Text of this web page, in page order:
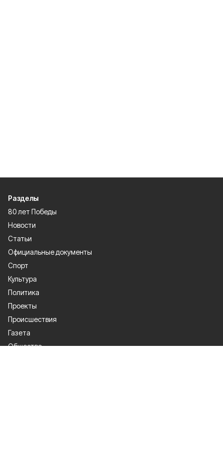
Разделы
80 лет Победы
Новости
Статьи
Официальные документы
Спорт
Культура
Политика
Проекты
Происшествия
Газета
Общество